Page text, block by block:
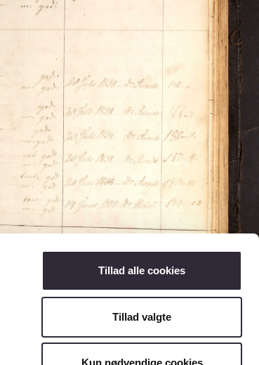
Tillad alle cookies
Tillad valgte
Kun nødvendige cookies